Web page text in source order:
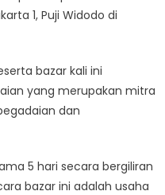
1, Puji Widodo di
bazar kali ini
yang merupakan mitra
dan
5 hari secara bergiliran
bazar ini adalah usaha